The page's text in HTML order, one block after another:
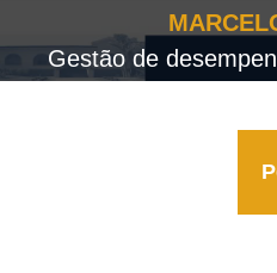
Gestão de